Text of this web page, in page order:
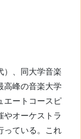
）、同大学音楽
高峰の音楽大学
エートコースピ
やオーケストラ
っている。これ